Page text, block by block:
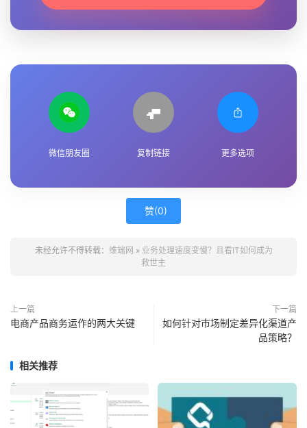
微信朋友圈 复制链接 更多选项
赞(0)
未经允许不得转载： 维端网 » 业务处理速度变慢？且看IT如何成为
救世主
上一篇
电商产品商务运作的两大关键
下一篇
如何针对市场制定差异化渠道产
品策略？
相关推荐